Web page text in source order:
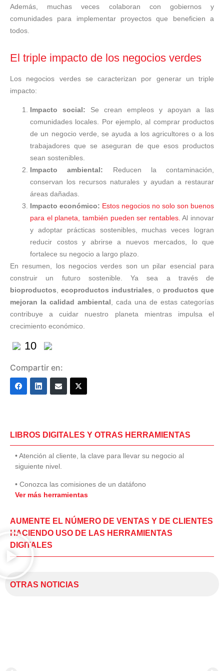
Además, muchas veces colaboran con gobiernos y
comunidades para implementar proyectos que beneficien a
todos.
El triple impacto de los negocios verdes
Los negocios verdes se caracterizan por generar un triple
impacto:
Impacto social: Se crean empleos y apoyan a las
comunidades locales. Por ejemplo, al comprar productos
de un negocio verde, se ayuda a los agricultores o a los
trabajadores que se aseguran de que esos productos
sean sostenibles.
Impacto ambiental: Reducen la contaminación,
conservan los recursos naturales y ayudan a restaurar
áreas dañadas.
Impacto económico: Estos negocios no solo son buenos
para el planeta, también pueden ser rentables. Al innovar
y adoptar prácticas sostenibles, muchas veces logran
reducir costos y abrirse a nuevos mercados, lo que
fortalece su negocio a largo plazo.
En resumen, los negocios verdes son un pilar esencial para
construir un futuro sostenible. Ya sea a través de
bioproductos
ecoproductos industriales , o productos que
mejoran la calidad ambiental , cada una de estas categorías
contribuye a cuidar nuestro planeta mientras impulsa el
crecimiento económico.
10
Compartir en:
LIBROS DIGITALES Y OTRAS HERRAMIENTAS
• Atención al cliente, la clave para llevar su negocio al
siguiente nivel.
• Conozca las comisiones de un datáfono
Ver más herramientas
AUMENTE EL NÚMERO DE VENTAS Y DE CLIENTES
HACIENDO USO DE LAS HERRAMIENTAS
DIGITALES
OTRAS NOTICIAS